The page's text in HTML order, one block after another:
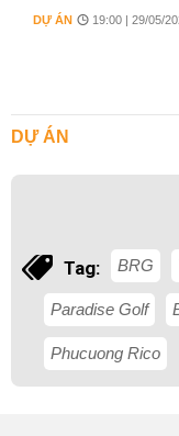
DỰ ÁN 19:00 | 29/05/
DỰ ÁN
Tag: BRG
Paradise Golf
Phucuong Rico